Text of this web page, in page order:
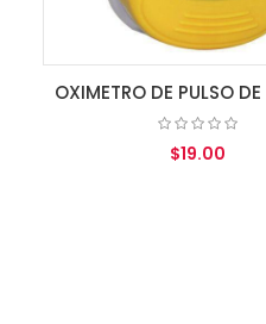
$19.00